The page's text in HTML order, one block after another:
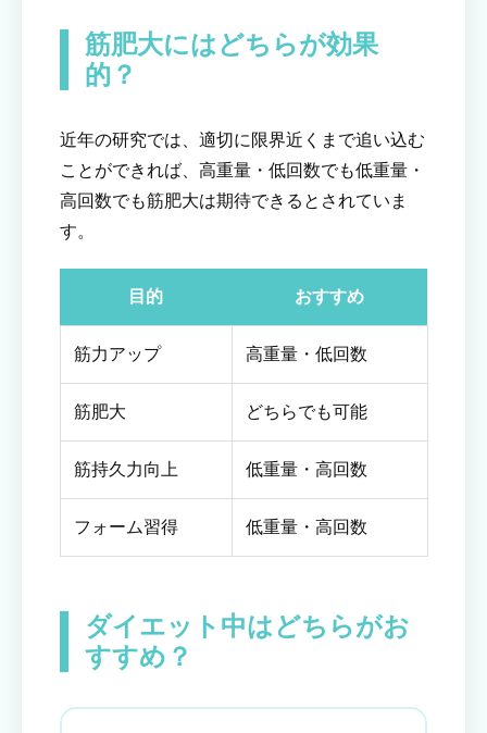
筋肥大にはどちらが効果
的？
近年の研究では、適切に限界近くまで追い込む
ことができれば、高重量・低回数でも低重量・
高回数でも筋肥大は期待できるとされていま
す。
目的 おすすめ
筋力アップ 高重量・低回数
筋肥大 どちらでも可能
筋持久力向上 低重量・高回数
フォーム習得 低重量・高回数
ダイエット中はどちらがお
すすめ？